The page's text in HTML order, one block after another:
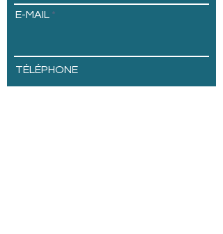
E-MAIL
TÉLÉPHONE